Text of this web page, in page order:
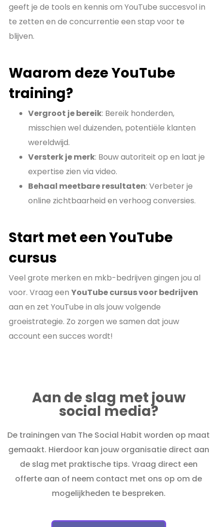
geeft je de tools en kennis om YouTube succesvol in
te zetten en de concurrentie een stap voor te
blijven.
Waarom deze YouTube
training?
Vergroot je bereik: Bereik honderden,
misschien wel duizenden, potentiële klanten
wereldwijd.
Versterk je merk: Bouw autoriteit op en laat je
expertise zien via video.
Behaal meetbare resultaten: Verbeter je
online zichtbaarheid en verhoog conversies.
Start met een YouTube
cursus
Veel grote merken en mkb-bedrijven gingen jou al
voor. Vraag een YouTube cursus voor bedrijven
aan en zet YouTube in als jouw volgende
groeistrategie. Zo zorgen we samen dat jouw
account een succes wordt!
Aan de slag met jouw
social media?
De trainingen van The Social Habit worden op maat
gemaakt. Hierdoor kan jouw organisatie direct aan
de slag met praktische tips. Vraag direct een
offerte aan of neem contact met ons op om de
mogelijkheden te bespreken.